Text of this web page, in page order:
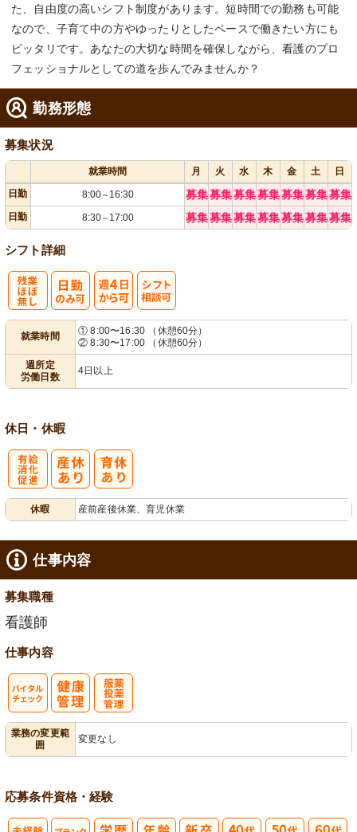
た、自由度の高いシフト制度があります。短時間での勤務も可能
なので、子育て中の方やゆったりとしたペースで働きたい方にも
ピッタリです。あなたの大切な時間を確保しながら、看護のプロ
フェッショナルとしての道を歩んでみませんか？
勤務形態
募集状況
就業時間 月 火 水 木 金 土
日
日勤
8:00～ 16:30 募集募集募集募集募集募集募集
日勤 8:30～ 17:00 募集募集募集募集募集募集募集
シフト詳細
就業時間
① 8:00〜16:30 （休憩60分）
② 8:30〜17:00 （休憩60分）
週所定
労働日数
4日以上
休日・休暇
休暇 産前産後休業、育児休業
仕事内容
募集職種
看護師
仕事内容
業務の変更範
囲
変更なし
応募条件資格・経験